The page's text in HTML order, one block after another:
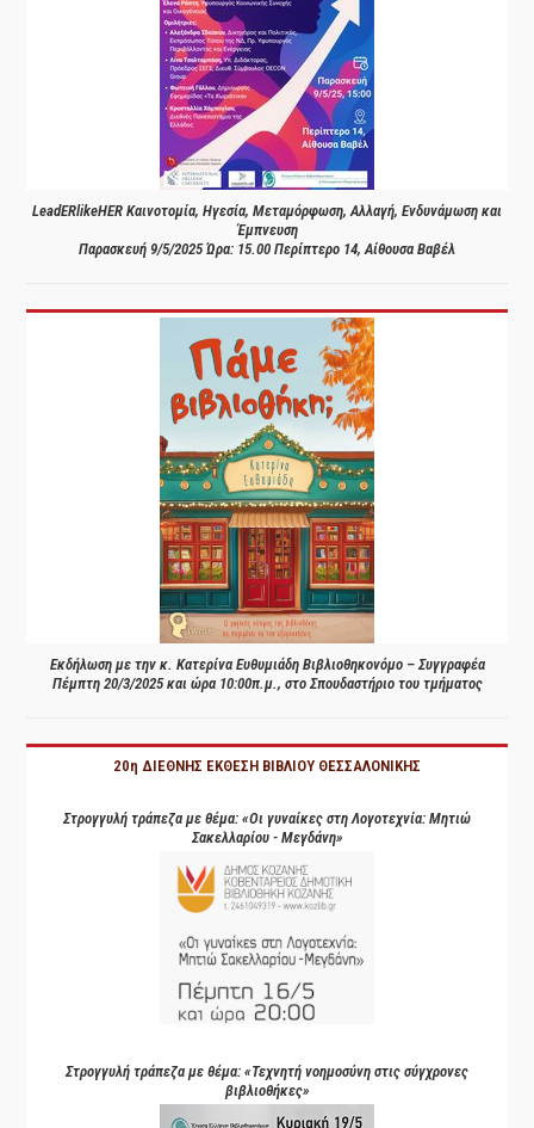
LeadERlikeHER Καινοτομία, Ηγεσία, Μεταμόρφωση, Αλλαγή, Ενδυνάμωση και
Έμπνευση
Παρασκευή 9/5/2025 Ώρα: 15.00 Περίπτερο 14, Αίθουσα Βαβέλ
Εκδήλωση με την κ. Κατερίνα Ευθυμιάδη Βιβλιοθηκονόμο – Συγγραφέα
Πέμπτη 20/3/2025 και ώρα 10:00π.μ., στο Σπουδαστήριο του τμήματος
20η ΔΙΕΘΝΗΣ ΕΚΘΕΣΗ ΒΙΒΛΙΟΥ ΘΕΣΣΑΛΟΝΙΚΗΣ
Στρογγυλή τράπεζα με θέμα: «Οι γυναίκες στη Λογοτεχνία: Μητιώ
Σακελλαρίου - Μεγδάνη»
Στρογγυλή τράπεζα με θέμα: «Τεχνητή νοημοσύνη στις σύγχρονες
βιβλιοθήκες»